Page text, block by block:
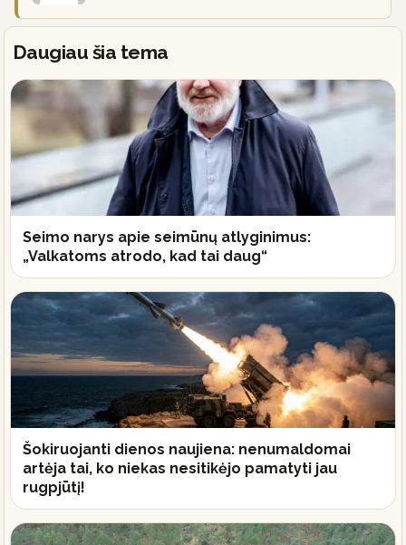
Daugiau šia tema
Seimo narys apie seimūnų atlyginimus:
„Valkatoms atrodo, kad tai daug“
Šokiruojanti dienos naujiena: nenumaldomai
artėja tai, ko niekas nesitikėjo pamatyti jau
rugpjūtį!